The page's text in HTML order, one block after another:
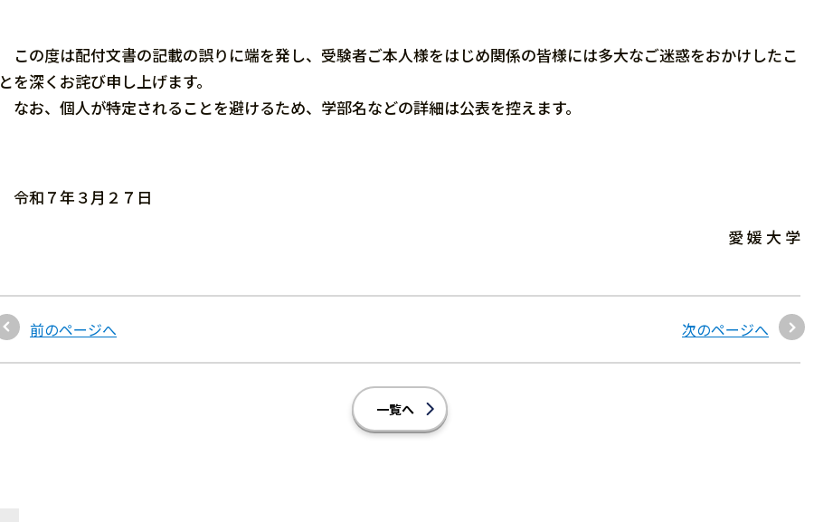
この度は配付文書の記載の誤りに端を発し、受験者ご本人様をはじめ関係の皆様には多大なご迷惑をおかけしたこ
とを深くお詫び申し上げます。
なお、個人が特定されることを避けるため、学部名などの詳細は公表を控えます。
令和７年３月２７日
愛 媛 大 学
前のページへ 次のページへ
一覧へ